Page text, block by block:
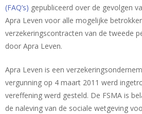
(FAQ’s) gepubliceerd over de gevolgen
Apra Leven voor alle mogelijke
verzekeringscontracten van de tweede
door Apra Leven.
Apra Leven is een
vergunning op 4 maart 2011 werd
vereffening werd gesteld. De FSMA is
de naleving van de sociale wetgeving